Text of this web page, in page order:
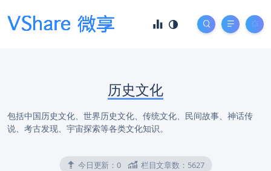
历史文化
包括中国历史文化、世界历史文化、传统文化、民间故事、神话传
说、考古发现、宇宙探索等各类文化知识。
今日更新： 0 栏目文章数： 5627